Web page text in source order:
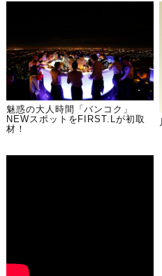
魅惑の大人時間「バンコク」
NEWスポットをFIRST.Lが初取
材！